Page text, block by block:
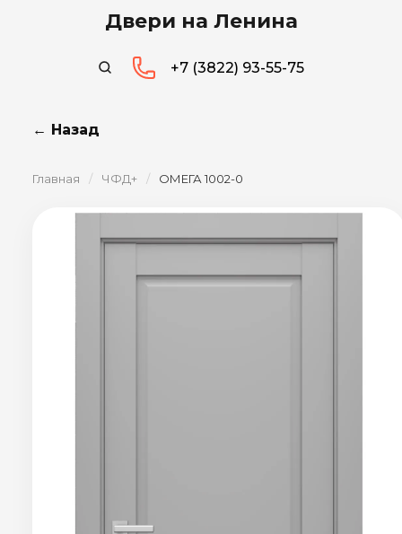
Двери на Ленина
+7 (3822) 93-55-75
← Назад
Главная / ЧФД+ / ОМЕГА 1002-0